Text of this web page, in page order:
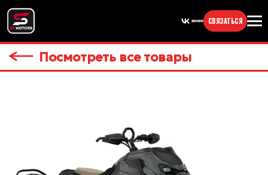
СВЯЗАТЬСЯ
Посмотреть все товары